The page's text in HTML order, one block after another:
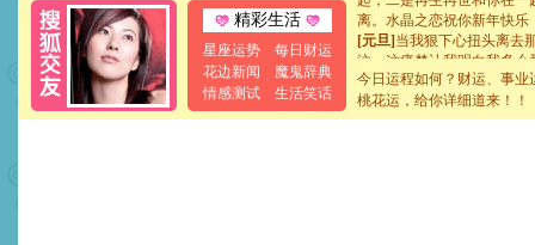
精彩生活
星座运势
每日财运
花边新闻
魔鬼辞典
情感测试
生活笑话
离。水晶之恋祝你新年快乐
[元旦]当我狠下心扭头离去
泣，这痛楚让我明白我多
卖了。水晶之恋祝你新年快
[春节]风柔雨润好月圆，半
颜！冬去春来似水如烟，
今日运程如何？财运、事业
桃花运，给你详细道来！！